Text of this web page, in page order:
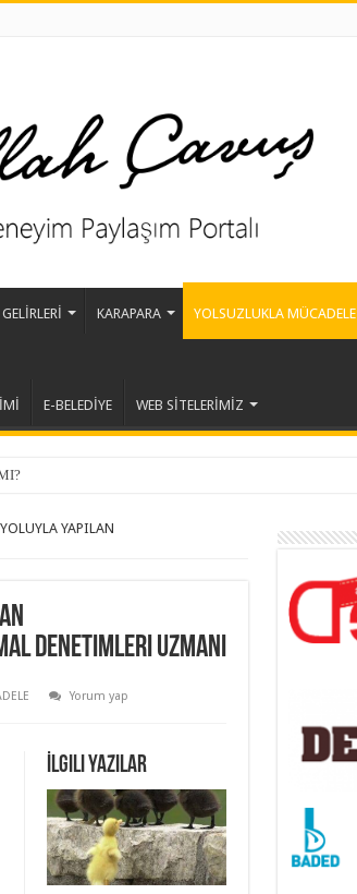
KARAPARA YOLSUZLUKLA MÜCADELE
E-BELEDİYE WEB SİTELERİMİZ
YAPILAN
Denetimleri Uzmanı
Yorum yap
İlgili Yazılar